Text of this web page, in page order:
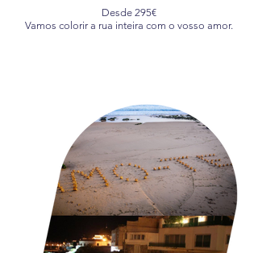
Desde 295€
Vamos colorir a rua inteira com o vosso amor.